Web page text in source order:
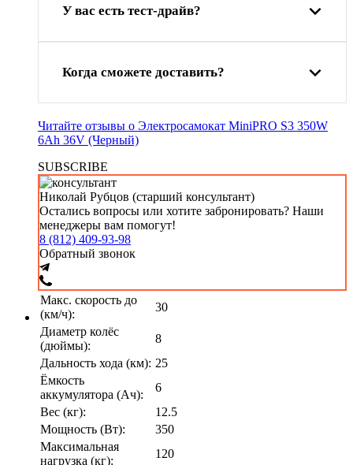
У вас есть тест-драйв?
Когда сможете доставить?
Читайте отзывы о Электросамокат MiniPRO S3 350W
6Ah 36V (Черный)
SUBSCRIBE
Николай Рубцов (старший консультант)
Остались вопросы или хотите забронировать? Наши
менеджеры вам помогут!
8 (812) 409-93-98
Обратный звонок
Макс. скорость до
(км/ч):
30
Диаметр колёс
(дюймы):
8
Дальность хода (км): 25
Ёмкость
аккумулятора (Ач):
6
Вес (кг):
12.5
Мощность (Вт):
350
Максимальная
нагрузка (кг):
120